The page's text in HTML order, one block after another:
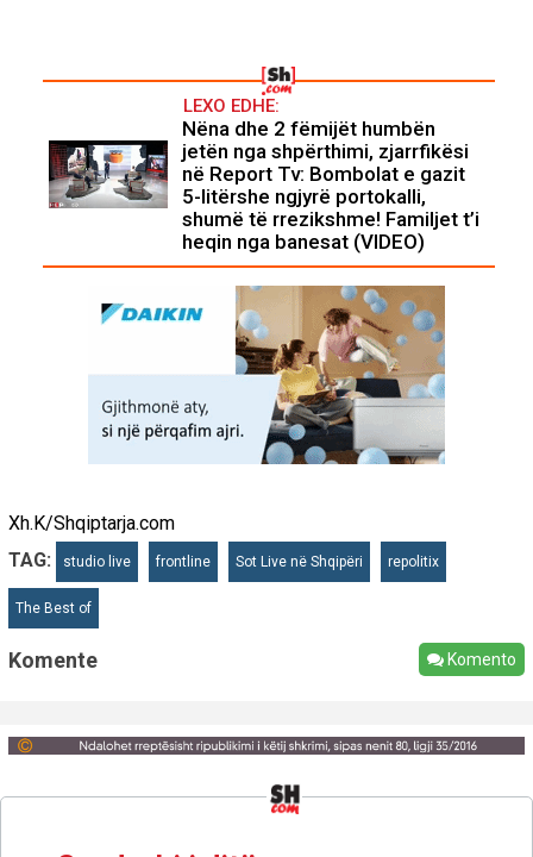
LEXO EDHE:
Nëna dhe 2 fëmijët humbën
jetën nga shpërthimi, zjarrfikësi
në Report Tv: Bombolat e gazit
5-litërshe ngjyrë portokalli,
shumë të rrezikshme! Familjet t’i
heqin nga banesat (VIDEO)
Xh.K/Shqiptarja.com
TAG:
studio live frontline Sot Live në Shqipëri repolitix
The Best of
Komente Komento